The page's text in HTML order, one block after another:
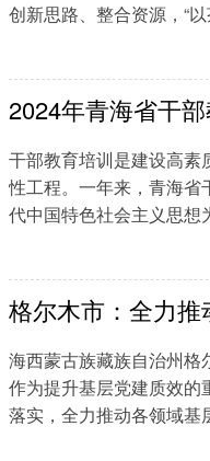
创新思路、整合资源，“
力，引导更多社会力量
2024年青海省干
干部教育培训是建设高素
性工程。一年来，青海省
代中国特色社会主义思想
水平服务全省事业发展
想政治保证和能力支撑。
格尔木市：全力
海西蒙古族藏族自治州格
作为提升基层党建质效的
落实，全力推动各领域基